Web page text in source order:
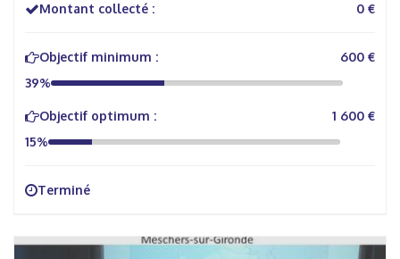
Montant collecté : 0 €
Objectif minimum :
600 €
39%
Objectif optimum :
1 600 €
15%
Terminé